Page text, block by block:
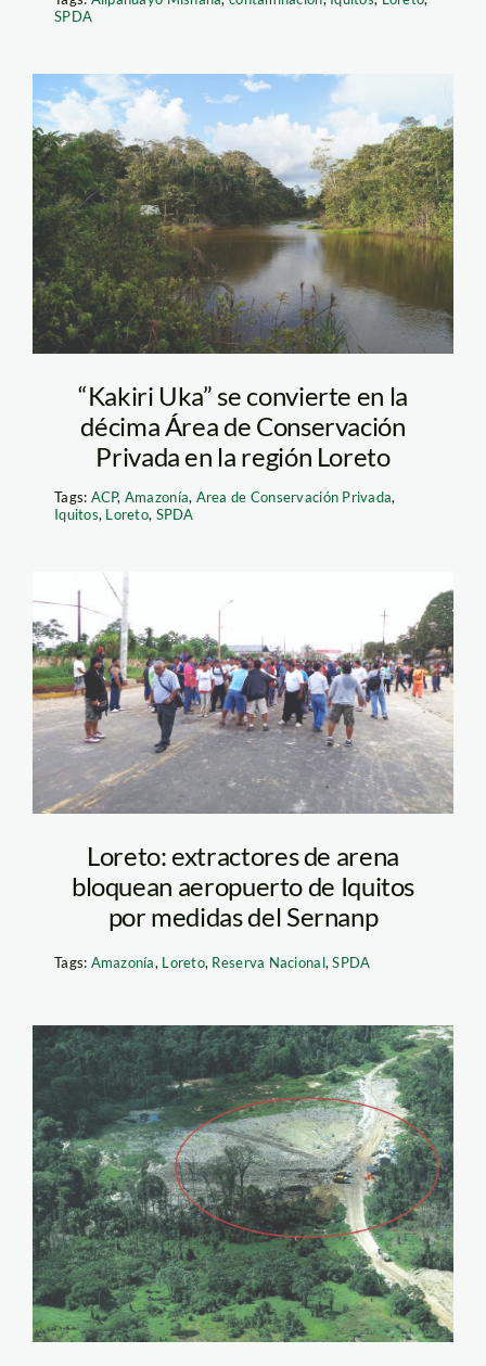
SPDA
Kakiri Uka (4)
“Kakiri Uka” se convierte en la
décima Área de Conservación
Privada en la región Loreto
Tags: ACP, Amazonía, Area de Conservación Privada,
Iquitos, Loreto, SPDA
Loreto: extractores de arena
bloquean aeropuerto de Iquitos
por medidas del Sernanp
Tags: Amazonía, Loreto, Reserva Nacional,SPDA
Imprimir